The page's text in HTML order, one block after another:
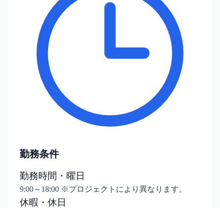
勤務条件
勤務時間・曜日
9:00～18:00 ※プロジェクトにより異なります。
休暇・休日